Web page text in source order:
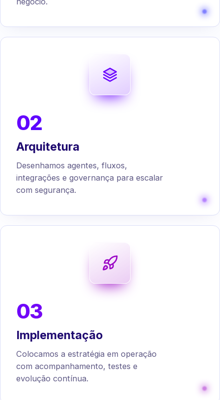
02
Arquitetura
Desenhamos agentes, fluxos,
integrações e governança para escalar
com segurança.
03
Implementação
Colocamos a estratégia em operação
com acompanhamento, testes e
evolução contínua.